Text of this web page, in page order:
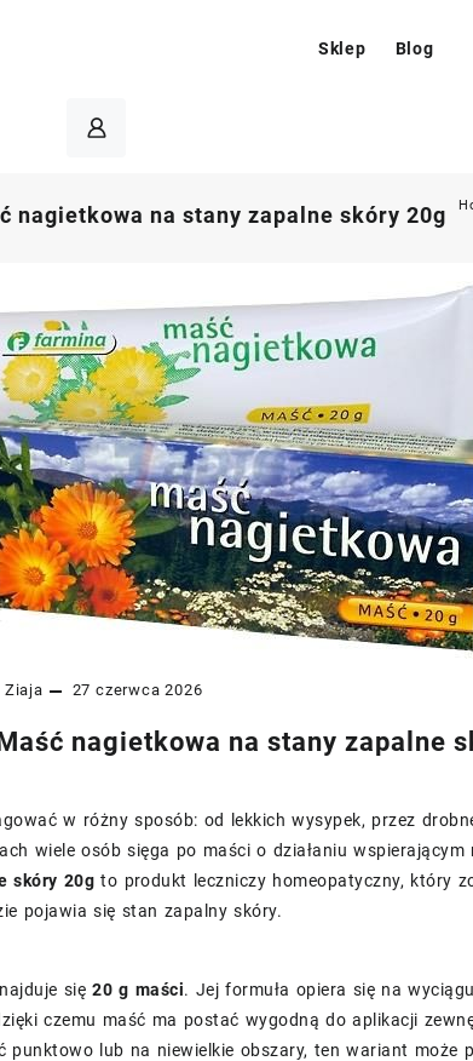
Sklep Blog
nagietkowa na stany zapalne skóry 20g
Ziaja 27 czerwca 2026
nagietkowa na stany zapalne
w różny sposób: od lekkich wysypek, przez
wiele osób sięga po maści o działaniu
skóry 20g to produkt leczniczy homeopatyczny, który
pojawia się stan zapalny skóry.
się20 g maści. Jej formuła opiera się na
czemu maść ma postać wygodną do aplikacji
punktowo lub na niewielkie obszary, ten wariant może